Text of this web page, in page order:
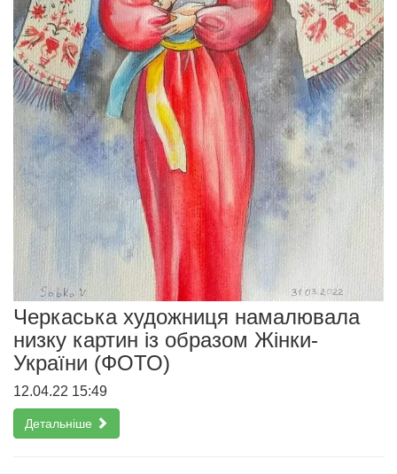
Черкаська художниця намалювала
низку картин із образом Жінки-
України (ФОТО)
12.04.22 15:49
Детальніше